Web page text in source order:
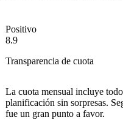
Positivo
8.9
Transparencia de cuota
La cuota mensual incluye todo
planificación sin sorpresas.
fue un gran punto a favor.